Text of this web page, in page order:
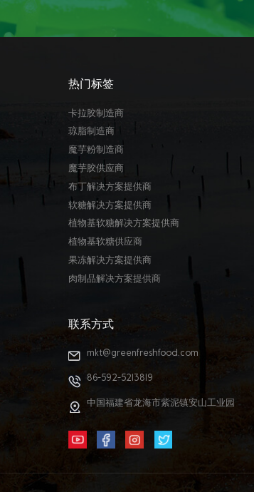
热门标签
卡拉胶制造商
琼脂制造商
魔芋粉制造商
魔芋胶供应商
布丁解决方案提供商
软糖解决方案提供商
植物基软糖解决方案提供商
植物基软糖供应商
果冻解决方案提供商
肉制品解决方案提供商
联系方式
mkt@greenfreshfood.com
86-592-5213819
中国福建省龙海市紫泥镇安山工业园